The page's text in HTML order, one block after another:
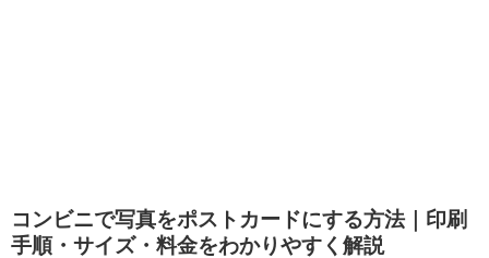
コンビニで写真をポストカードにする方法｜印刷
手順・サイズ・料金をわかりやすく解説